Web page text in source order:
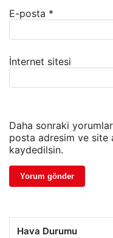
E-posta *
İnternet sitesi
Daha sonraki
posta adresim ve site
kaydedilsin.
Hava Durumu